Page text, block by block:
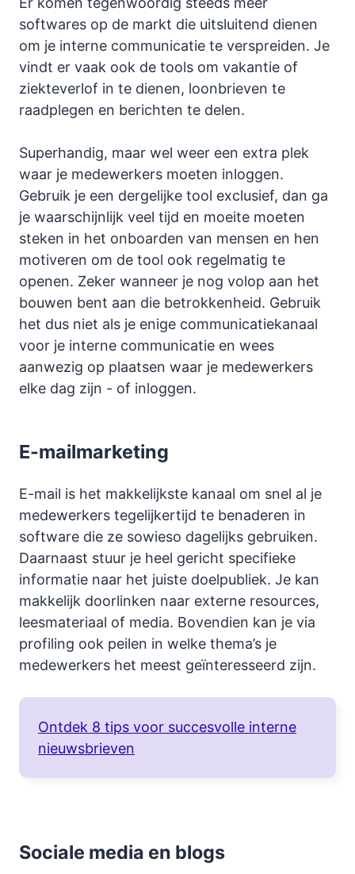
softwares op de markt die uitsluitend dienen
om je interne communicatie te verspreiden. Je
vindt er vaak ook de tools om vakantie of
ziekteverlof in te dienen, loonbrieven te
raadplegen en berichten te delen.
Superhandig, maar wel weer een extra plek
waar je medewerkers moeten inloggen.
Gebruik je een dergelijke tool exclusief, dan ga
je waarschijnlijk veel tijd en moeite moeten
steken in het onboarden van mensen en hen
motiveren om de tool ook regelmatig te
openen. Zeker wanneer je nog volop aan het
bouwen bent aan die betrokkenheid. Gebruik
het dus niet als je enige communicatiekanaal
voor je interne communicatie en wees
aanwezig op plaatsen waar je medewerkers
elke dag zijn - of inloggen.
E-mailmarketing
E-mail is het makkelijkste kanaal om snel al je
medewerkers tegelijkertijd te benaderen in
software die ze sowieso dagelijks gebruiken.
Daarnaast stuur je heel gericht specifieke
informatie naar het juiste doelpubliek. Je kan
makkelijk doorlinken naar externe resources,
leesmateriaal of media. Bovendien kan je via
profiling ook peilen in welke thema’s je
medewerkers het meest geïnteresseerd zijn.
Ontdek 8 tips voor succesvolle interne
nieuwsbrieven
Sociale media en blogs